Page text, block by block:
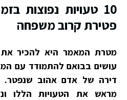
10 טעויות נפוצות
פטירת קרוב משפחה
מטרת המאמר היא להכיר את
עושים בבואם להתמודד עם
דירה של אדם אהוב שנפטר.
מראש את הטעויות הללו